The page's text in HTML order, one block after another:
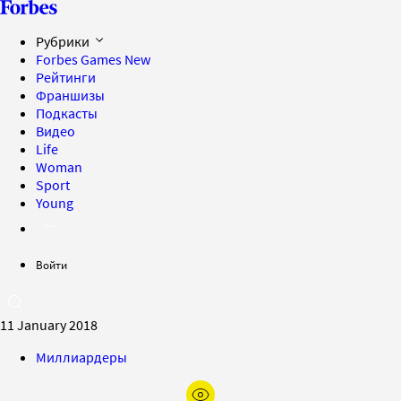
Рубрики
Forbes Games New
Рейтинги
Франшизы
Подкасты
Видео
Life
Woman
Sport
Young
Войти
11 January 2018
Миллиардеры